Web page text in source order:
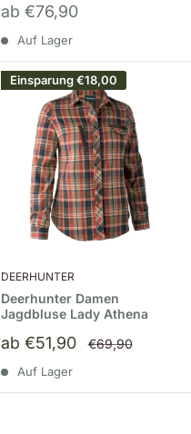
Sonderpreis
ab €76,90
Auf Lager
Einsparung€18,00
DEERHUNTER
Deerhunter Damen
Jagdbluse Lady Athena
Sonderpreis
ab €51,90 Normalpreis
€69,90
Auf Lager